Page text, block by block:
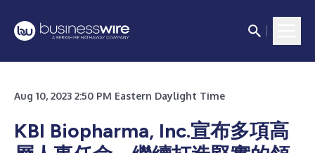
Aug 10, 2023 2:50 PM Eastern Daylight Time
KBI Biopharma, Inc.宣布多項高